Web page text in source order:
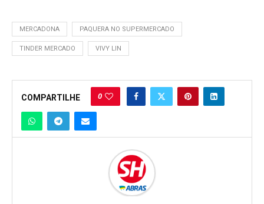
MERCADONA PAQUERA NO SUPERMERCADO
TINDER MERCADO VIVY LIN
COMPARTILHE 0